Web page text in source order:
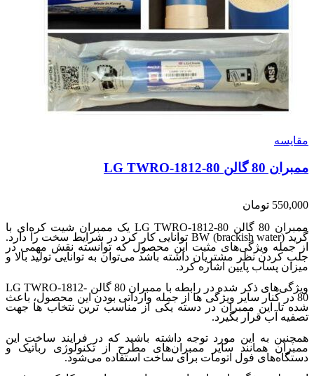
مقایسه
ممبران 80 گالن LG TWRO-1812-80
550,000 تومان
ممبران 80 گالن LG TWRO-1812-80 یک ممبران شیت کره‌ای با
گرید BW (brackish water) توانایی کار کرد در شرایط سخت را دارد.
از جمله ویژگی‌های مثبت این محصول که توانسته نقش مهمی در
جلب کردن نظر مشتریان داشته باشد می‌توان به توانایی تولید بالا و
میزان پساب پایین اشاره کرد.
ویژگی‌های ذکر شده در رابطه با ممبران 80 گالن LG TWRO-1812-
80 در کنار سایر ویژگی ها از جمله وارداتی بودن این محصول، باعث
شده تا این ممبران در دسته یکی از مناسب ترین نتخاب ها جهت
تصفیه آب قرار بگیرد.
همچنین به این مورد توجه داشته باشید که در فرایند ساخت این
ممبران همانند سایر ممبران‌های مطرح از تکنولوژی رباتیک و
دستگاه‌های فول اتومات برای ساخت استفاده می‌شود.